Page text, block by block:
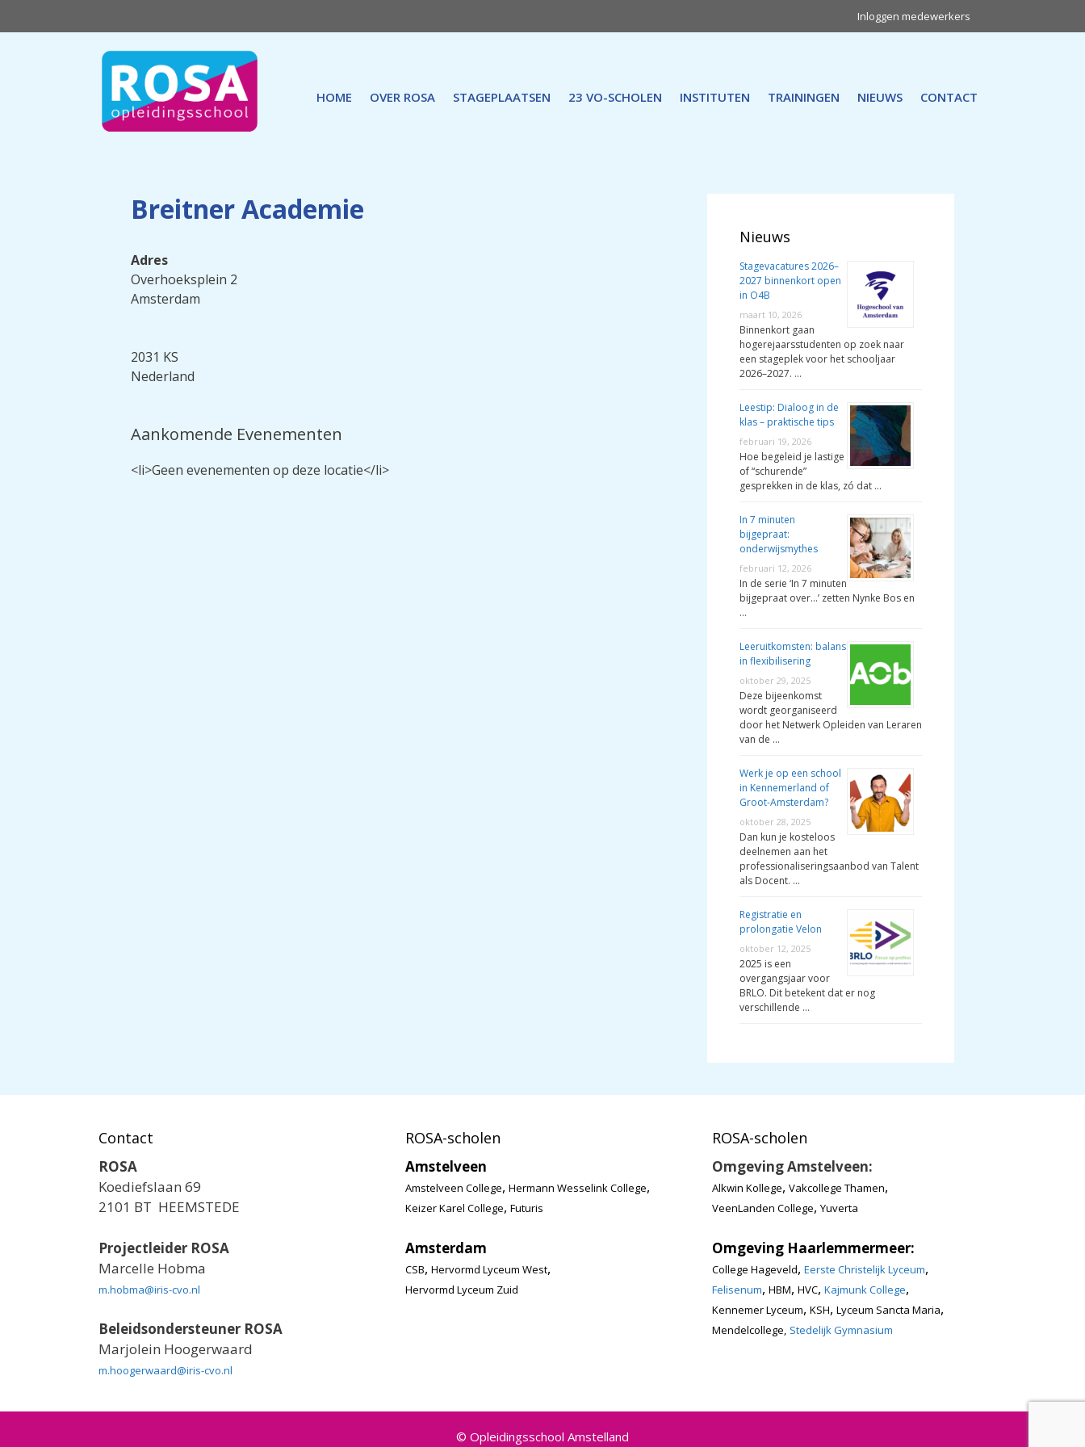
naar
Inloggen medewerkers
HOME OVER ROSA STAGEPLAATSEN 23 VO-SCHOLEN INSTITUTEN TRAININGEN NIEUWS CONTACT
Breitner Academie
Adres
Overhoeksplein 2
Amsterdam
2031 KS
Nederland
Aankomende Evenementen
<li>Geen evenementen op deze locatie</li>
Nieuws
Stagevacatures 2026–
2027 binnenkort open
in O4B
maart 10, 2026
Binnenkort gaan
hogerejaarsstudenten op zoek naar
een stageplek voor het schooljaar
2026–2027. …
Leestip: Dialoog in de
klas – praktische tips
februari 19, 2026
Hoe begeleid je lastige
of “schurende”
gesprekken in de klas, zó dat …
In 7 minuten
bijgepraat:
onderwijsmythes
februari 12, 2026
In de serie ‘In 7 minuten
bijgepraat over…’ zetten Nynke Bos en
…
Leeruitkomsten: balans
in flexibilisering
oktober 29, 2025
Deze bijeenkomst
wordt georganiseerd
door het Netwerk Opleiden van Leraren
van de …
Werk je op een school
in Kennemerland of
Groot-Amsterdam?
oktober 28, 2025
Dan kun je kosteloos
deelnemen aan het
professionaliseringsaanbod van Talent
als Docent. …
Registratie en
prolongatie Velon
oktober 12, 2025
2025 is een
overgangsjaar voor
BRLO. Dit betekent dat er nog
verschillende …
Contact
ROSA
Koediefslaan 69
2101 BT HEEMSTEDE
Projectleider ROSA
Marcelle Hobma
m.hobma@iris-cvo.nl
Beleidsondersteuner ROSA
Marjolein Hoogerwaard
m.hoogerwaard@iris-cvo.nl
ROSA-scholen
Amstelveen
Amstelveen College, Hermann Wesselink College,
Keizer Karel College, Futuris
Amsterdam
CSB, Hervormd Lyceum West,
Hervormd Lyceum Zuid
ROSA-scholen
Omgeving Amstelveen:
Alkwin Kollege, Vakcollege Thamen,
VeenLanden College, Yuverta
Omgeving Haarlemmermeer:
College Hageveld, Eerste Christelijk Lyceum,
Felisenum, HBM, HVC, Kajmunk College,
Kennemer Lyceum, KSH, Lyceum Sancta Maria,
Mendelcollege, Stedelijk Gymnasium
© Opleidingsschool Amstelland